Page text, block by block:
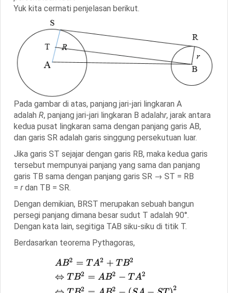
Yuk kita cermati penjelasan berikut.
Pada gambar di atas, panjang jari-jari lingkaran A
adalah R, panjang jari-jari lingkaran B adalahr, jarak antara
kedua pusat lingkaran sama dengan panjang garis AB,
dan garis SR adalah garis singgung persekutuan luar.
Jika garis ST sejajar dengan garis RB, maka kedua garis
tersebut mempunyai panjang yang sama dan panjang
garis TB sama dengan panjang garis SR → ST = RB
= rdan TB = SR.
Dengan demikian, BRST merupakan sebuah bangun
persegi panjang dimana besar sudut T adalah 90°.
Dengan kata lain, segitiga TAB siku-siku di titik T.
Berdasarkan teorema Pythagoras,